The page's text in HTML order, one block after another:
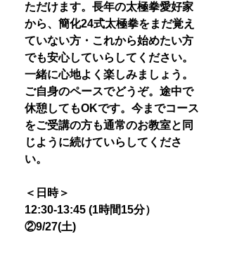
ただけます。長年の太極拳愛好家
から、簡化24式太極拳をまだ覚え
ていない方・これから始めたい方
でも安心していらしてください。
一緒に心地よく楽しみましょう。
ご自身のペースでどうぞ。途中で
休憩してもOKです。今までコース
をご受講の方も通常のお教室と同
じように続けていらしてくださ
い。
＜日時＞
12:30-13:45 (1時間15分）
②9/27(土)